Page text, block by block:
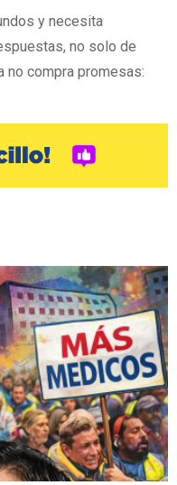
y necesita
no solo de
no compra promesas: